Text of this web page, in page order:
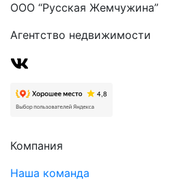
ООО “Русская Жемчужина”
Агентство недвижимости
Компания
Наша команда